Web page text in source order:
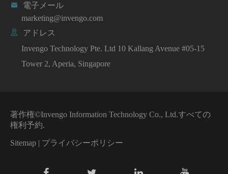

電子メール
marketing@invengo.com

アドレス
Invengo Technology Pte. Ltd 10 Kallang Avenue #05-15
Tower 2, Aperia, Singapore
著作権©Invengo Information Technology Co., Ltd.すべての
権利予約.
Sitemap | プライバシーポリシー